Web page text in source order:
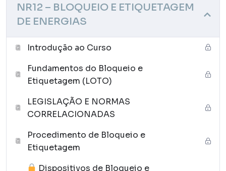
NR12 – BLOQUEIO E ETIQUETAGEM
DE ENERGIAS
Introdução ao Curso
Fundamentos do Bloqueio e
Etiquetagem (LOTO)
LEGISLAÇÃO E NORMAS
CORRELACIONADAS
Procedimento de Bloqueio e
Etiquetagem
Dispositivos de Bloqueio e